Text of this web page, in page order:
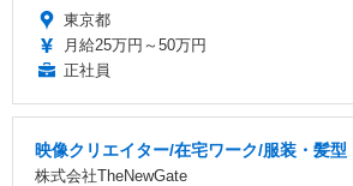
東京都
月給25万円～50万円
正社員
映像クリエイター/在宅ワーク/服装・髪型
株式会社TheNewGate